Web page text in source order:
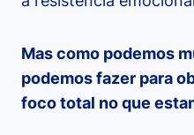
Mas como podemos
podemos fazer para
foco total no que